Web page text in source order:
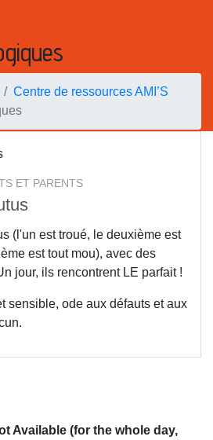
Centre de ressources AMI’S
ET PARENTS
(l'un est troué, le deuxième est
est tout mou), avec des
jour, ils rencontrent LE parfait !
sensible, ode aux défauts et aux
Available (for the whole day,